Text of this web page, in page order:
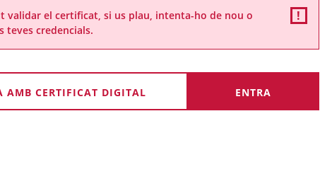
validar el certificat, si us plau, intenta-ho de nou o
teves credencials.
AMB CERTIFICAT DIGITAL